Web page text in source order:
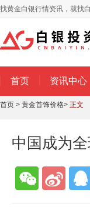
找黄金白银行情资讯，就找
首页 资讯中心
首页 > 黄金首饰价格> 正文
中国成为